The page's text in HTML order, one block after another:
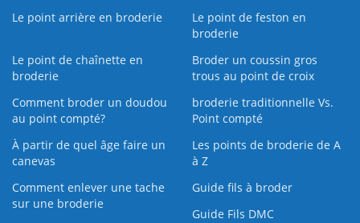
Le point arrière en broderie
Le point de feston en
broderie
Le point de chaînette en
broderie
Broder un coussin gros
trous au point de croix
Comment broder un doudou
au point compté?
broderie traditionnelle Vs.
Point compté
À partir de quel âge faire un
canevas
Les points de broderie de A
à Z
Comment enlever une tache
sur une broderie
Guide fils à broder
Guide Fils DMC